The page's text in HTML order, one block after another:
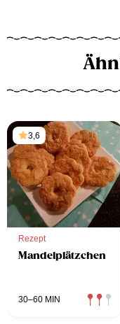
3,6
Rezept
Mandelplätzchen
30–60 MIN